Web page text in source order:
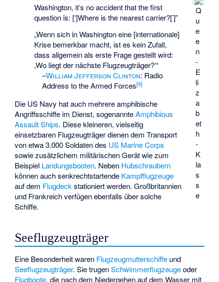
Q
u
e
e
n
-
E
li
z
a
b
et
h
-
K
la
s
s
e
Washington, it’s no accident that the first
question is: [‘]Where is the nearest carrier?[’]”
„Wenn sich in Washington eine [internationale]
Krise bemerkbar macht, ist es kein Zufall,
dass allgemein als erste Frage gestellt wird:
‚Wo liegt der nächste Flugzeugträger?‘“
–William Jefferson Clinton: Radio
Address to the Armed Forces[9]
Die US Navy hat auch mehrere amphibische
Angriffsschiffe im Dienst, sogenannteAmphibious
Assault Ships. Diese kleineren, vielseitig
einsetzbaren Flugzeugträger dienen dem Transport
von etwa 3.000 Soldaten des US Marine Corps
sowie zusätzlichem militärischen Gerät wie zum
Beispiel Landungsbooten. Neben Hubschraubern
können auch senkrechtstartende Kampfflugzeuge
auf dem Flugdeck stationiert werden. Großbritannien
und Frankreich verfügen ebenfalls über solche
Schiffe.
Seeflugzeugträger
Eine Besonderheit waren Flugzeugmutterschiffe und
Seeflugzeugträger. Sie trugenSchwimmerflugzeugeoder
Flugboote, die nach dem Niedergehen auf dem Wasser mit